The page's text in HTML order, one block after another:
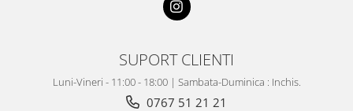
SUPORT CLIENTI
Luni-Vineri - 11:00 - 18:00 | Sambata-Duminica : Inchis.
0767 51 21 21